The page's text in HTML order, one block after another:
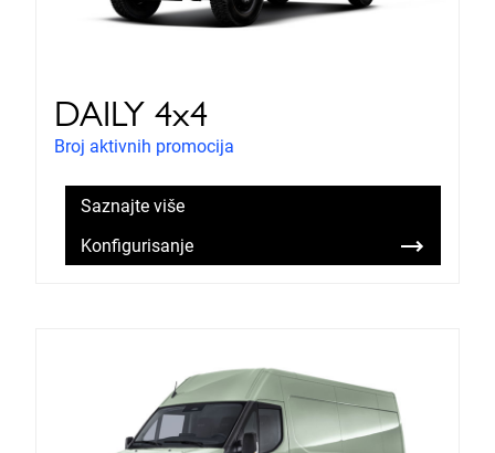
DAILY 4x4
Broj aktivnih promocija
Saznajte više
Konfigurisanje